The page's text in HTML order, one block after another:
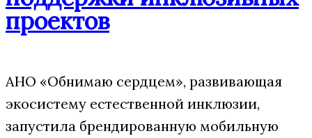
проектов
АНО «Обнимаю сердцем», развивающая
экосистему естественной инклюзии,
запустила брендированную мобильную